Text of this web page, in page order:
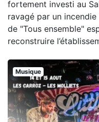
fortement investi au
ravagé par un
de "Tous ensemble"
reconstruire
Musique